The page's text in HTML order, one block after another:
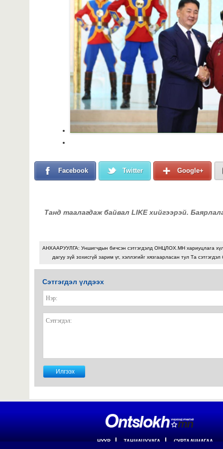
Facebook Twitter Google+
Танд таалагдаж байвал LIKE хийгээрэй.
АНХААРУУЛГА: Уншигчдын бичсэн сэтгэгдэлд ОНЦЛОХ.МН хариуцлага
дагуу зүй зохисгүй зарим үг, хэллэгийг хязгаарласан тул Та
Сэтгэгдэл үлдээх
НҮҮР ТАНИЛЦУУЛГА СУРТАЛЧИЛГАА